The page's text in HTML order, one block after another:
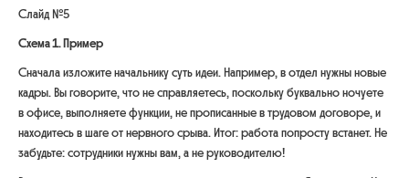
Слайд №5
Схема 1. Пример
Сначала изложите начальнику суть идеи. Например, в отдел нужны новые
кадры. Вы говорите, что не справляетесь, поскольку буквально ночуете
в офисе, выполняете функции, не прописанные в трудовом договоре, и
находитесь в шаге от нервного срыва. Итог: работа попросту встанет. Не
забудьте: сотрудники нужны вам, а не руководителю!